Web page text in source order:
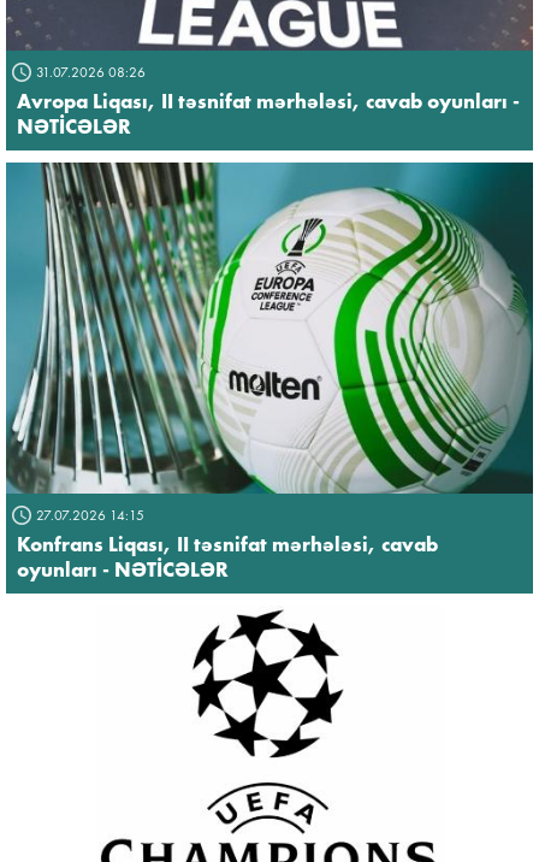
31.07.2026 08:26
Avropa Liqası, II təsnifat mərhələsi, cavab oyunları -
NƏTİCƏLƏR
27.07.2026 14:15
Konfrans Liqası, II təsnifat mərhələsi, cavab
oyunları - NƏTİCƏLƏR